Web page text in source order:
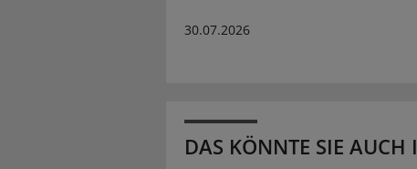
30.07.2026
DAS KÖNNTE SIE AUCH